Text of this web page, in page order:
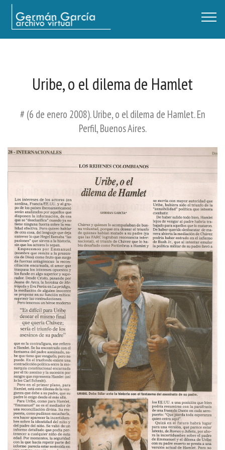
Germán García - Archivo Virtual / Centro Descartes, Buenos Aires
Uribe, o el dilema de Hamlet
# (6 de enero 2008). Uribe, o el dilema de Hamlet. En
Perfil, Buenos Aires.